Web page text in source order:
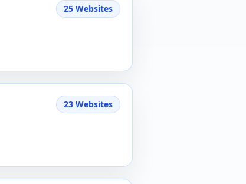
25 Websites
23 Websites